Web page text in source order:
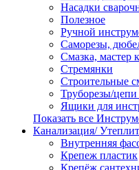
Насадки
Полезное
Ручной
Саморезы,
Смазка, мастер
Стремянки
Строительные
Труборезы/
Ящики для
Показать все
Канализация/
Внутренняя
Крепеж пластик
Крепёж